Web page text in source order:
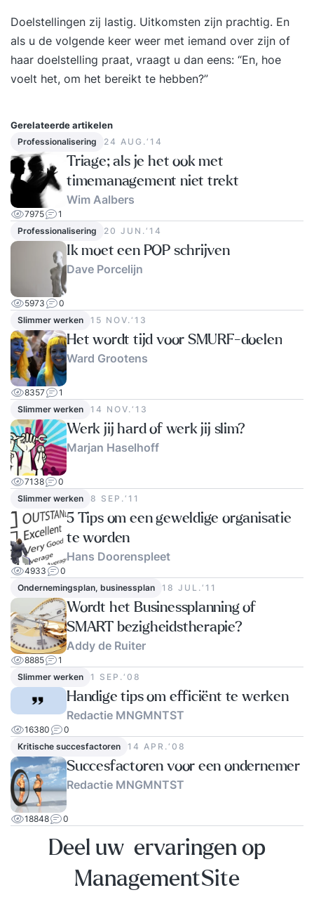
analyseren waar het vandaan komt en waar het
naartoe gaat. Dit verkeer kun je vervolgens
opslaan in een capture-bestand om later met
gespecialiseerde tools te analyseren. Zo krijg je
mis kan gaan. Doel : Na deze cursus: #Is je kennis
van IP-netwerken en Linux-netwerkconfiguratie
opgefrist. #Heb je ervaring opgedaan met
veelgebruikte tools om netwerkproblemen
inzichtelijk te maken. #Ben je in staat om
netwerkproblemen gericht en systematisch op te
lossen. Doelgroep : DevOps engineers,
netwerkbeheerders en systeembeheerders die
gericht netwerkproblemen willen analyseren en
oplossen in/met hun Linux-gebaseerde
infrastructuur. Voorkennis : Linux Infrastructure of
vergelijkbare kennis is vereist. Werkervaring met
een Linux gebaseerde infrastructuur is een pré.
Onderwerpen : - Netwerktheorie: de TCP/IP
stack, protocollen en opbouw - Linux
netwerkconfiguratie - Tools voor het testen van
het netwerk en netwerkservices - Packet capture
met `tcpdump` en analyse met Wireshark -
Firewall - Logfiles
Doelstellingen zij lastig. Uitkomsten zijn prachtig. En
als u de volgende keer weer met iemand over zijn of
haar doelstelling praat, vraagt u dan eens: “En, hoe
voelt het, om het bereikt te hebben?”
Gerelateerde artikelen
Professionalisering 24 AUG.‘14
Triage; als je het ook met
timemanagement niet trekt
Wim Aalbers
7975
1
Professionalisering
20 JUN.‘14
Ik moet een POP schrijven
Dave Porcelijn
5973
0
Slimmer werken
15 NOV.‘13
Het wordt tijd voor SMURF-doelen
Ward Grootens
8357
1
Slimmer werken
14 NOV.‘13
Werk jij hard of werk jij slim?
Marjan Haselhoff
7138
0
Slimmer werken
8 SEP.‘11
5 Tips om een geweldige organisatie
te worden
Hans Doorenspleet
4933
0
Ondernemingsplan, businessplan
18 JUL.‘11
Wordt het Businessplanning of
SMART bezigheidstherapie?
Addy de Ruiter
8885
1
Slimmer werken
1 SEP.‘08
Handige tips om efficiënt te werken
Redactie MNGMNTST
16380
0
Kritische succesfactoren
14 APR.‘08
Succesfactoren voor een ondernemer
Redactie MNGMNTST
18848 0
Deel uw ervaringen op
ManagementSite